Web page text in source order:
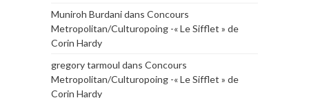
Muniroh Burdanidans Concours
Metropolitan/Culturopoing -« Le Sifflet » de
Corin Hardy
gregory tarmoul dans Concours
Metropolitan/Culturopoing -« Le Sifflet » de
Corin Hardy